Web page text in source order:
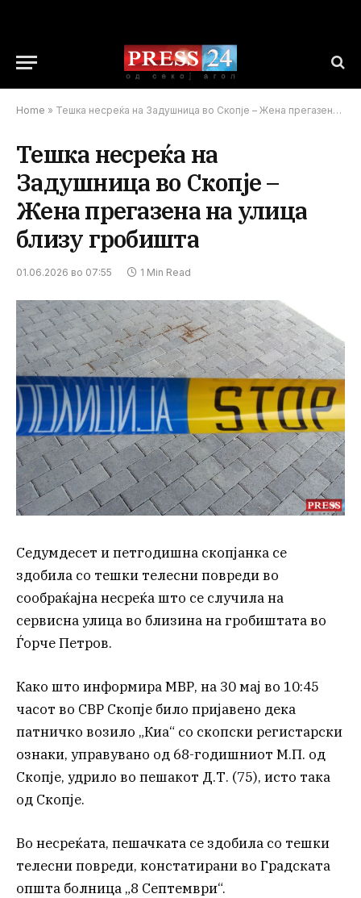
Home » Тешка несреќа на Задушница во Скопје – Жена прегазена на улица близу гробишта
Тешка несреќа на
Задушница во Скопје –
Жена прегазена на улица
близу гробишта
01.06.2026 во 07:55 1 Min Read
Седумдесет и петгодишна скопјанка се
здобила со тешки телесни повреди во
сообраќајна несреќа што се случила на
сервисна улица во близина на гробиштата во
Ѓорче Петров.
Како што информира МВР, на 30 мај во 10:45
часот во СВР Скопје било пријавено дека
патничко возило „Киа“ со скопски регистарски
ознаки, управувано од 68-годишниот М.П. од
Скопје, удрило во пешакот Д.Т. (75), исто така
од Скопје.
Во несреќата, пешачката се здобила со тешки
телесни повреди, констатирани во Градската
општа болница „8 Септември“.